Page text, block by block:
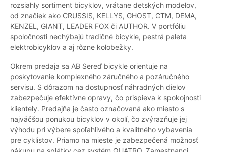
rozsiahly sortiment bicyklov, vrátane detských modelov,
od značiek ako CRUSSIS, KELLYS, GHOST, CTM, DEMA,
KENZEL, GIANT, LEADER FOX či AUTHOR. V portfóliu
spoločnosti nechýbajú tradičné bicykle, pestrá paleta
elektrobicyklov a aj rôzne kolobežky.
Okrem predaja sa AB Sereď bicykle orientuje na
poskytovanie komplexného záručného a pozáručného
servisu. S dôrazom na dostupnosť náhradných dielov
zabezpečuje efektívne opravy, čo prispieva k spokojnosti
klientely. Predajňa je často označovaná ako miesto s
najväčšou ponukou bicyklov v okolí, čo zvýrazňuje jej
výhodu pri výbere spoľahlivého a kvalitného vybavenia
pre cyklistov. Priamo na mieste je zabezpečená možnosť